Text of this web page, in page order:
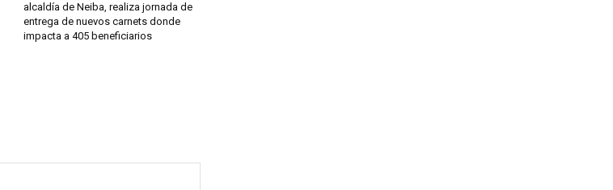
alcaldía de Neiba, realiza jornada de
entrega de nuevos carnets donde
impacta a 405 beneficiarios